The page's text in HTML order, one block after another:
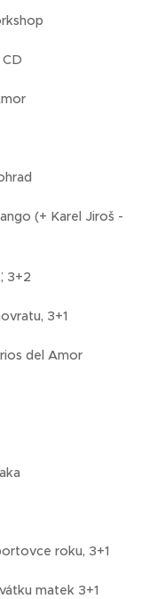
(+ Karel Jiroš -
3+2
3+1
del Amor
roku, 3+1
matek 3+1